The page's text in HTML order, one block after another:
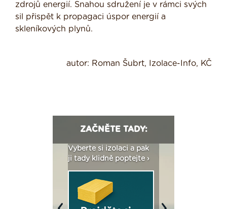
zdrojů energií. Snahou sdružení je v rámci svých
sil přispět k propagaci úspor energií a
skleníkových plynů.
autor: Roman Šubrt, Izolace-Info, KČ
ZAČNĚTE TADY:
Vyberte si izolaci a pak
ji tady klidně poptejte ›